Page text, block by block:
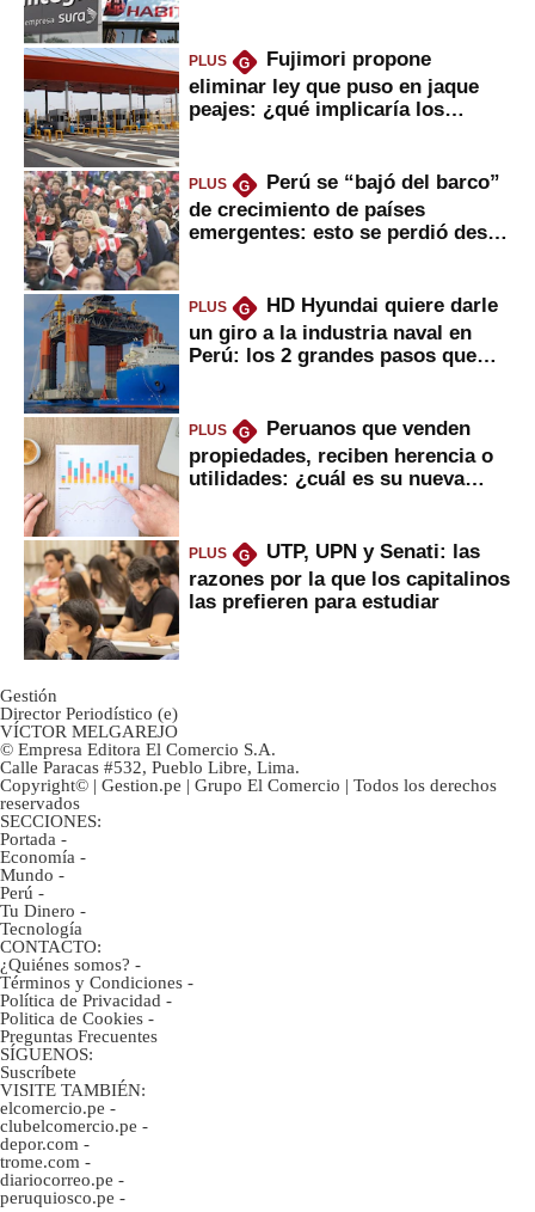
PLUS G
Fujimori propone
eliminar ley que puso en jaque
peajes: ¿qué implicaría los
PLUS G
Perú se “bajó del barco”
de crecimiento de países
emergentes: esto se perdió desde
PLUS G
HD Hyundai quiere darle
un giro a la industria naval en
Perú: los 2 grandes pasos que
PLUS G
Peruanos que venden
propiedades, reciben herencia o
utilidades: ¿cuál es su nueva
PLUS G
UTP, UPN y Senati: las
razones por la que los capitalinos
las prefieren para estudiar
Gestión
Director Periodístico (e)
VÍCTOR MELGAREJO
© Empresa Editora El Comercio S.A.
Calle Paracas #532, Pueblo Libre, Lima.
Copyright© | Gestion.pe | Grupo El Comercio | Todos los derechos
reservados
SECCIONES:
Portada -
Economía -
Mundo -
Perú -
Tu Dinero -
Tecnología
CONTACTO:
¿Quiénes somos? -
Términos y Condiciones -
Política de Privacidad -
Politica de Cookies -
Preguntas Frecuentes
SÍGUENOS:
Suscríbete
VISITE TAMBIÉN:
elcomercio.pe -
clubelcomercio.pe -
depor.com -
trome.com -
diariocorreo.pe -
peruquiosco.pe -